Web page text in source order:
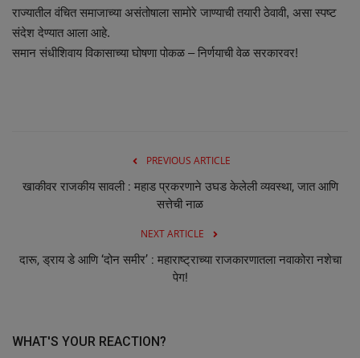
राज्यातील वंचित समाजाच्या असंतोषाला सामोरे जाण्याची तयारी ठेवावी, असा स्पष्ट
संदेश देण्यात आला आहे.
समान संधीशिवाय विकासाच्या घोषणा पोकळ – निर्णयाची वेळ सरकारवर!
PREVIOUS ARTICLE
खाकीवर राजकीय सावली : महाड प्रकरणाने उघड केलेली व्यवस्था, जात आणि
सत्तेची नाळ
NEXT ARTICLE
दारू, ड्राय डे आणि ‘दोन समीर’ : महाराष्ट्राच्या राजकारणातला नवाकोरा नशेचा
पेग!
WHAT'S YOUR REACTION?